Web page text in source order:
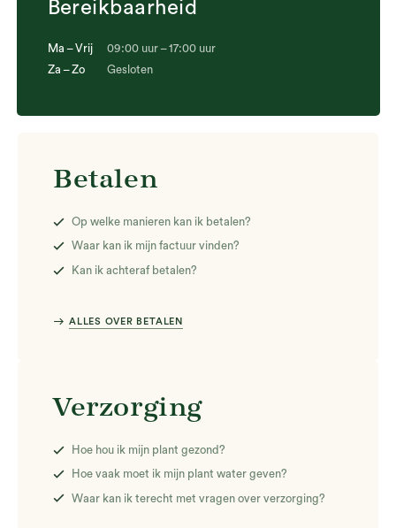
Bereikbaarheid
Ma – Vrij
09:00 uur – 17:00 uur
Za – Zo
Gesloten
Betalen
Op welke manieren kan ik betalen?
Waar kan ik mijn factuur vinden?
Kan ik achteraf betalen?
east ALLES OVER BETALEN
Verzorging
Hoe hou ik mijn plant gezond?
Hoe vaak moet ik mijn plant water geven?
Waar kan ik terecht met vragen over verzorging?